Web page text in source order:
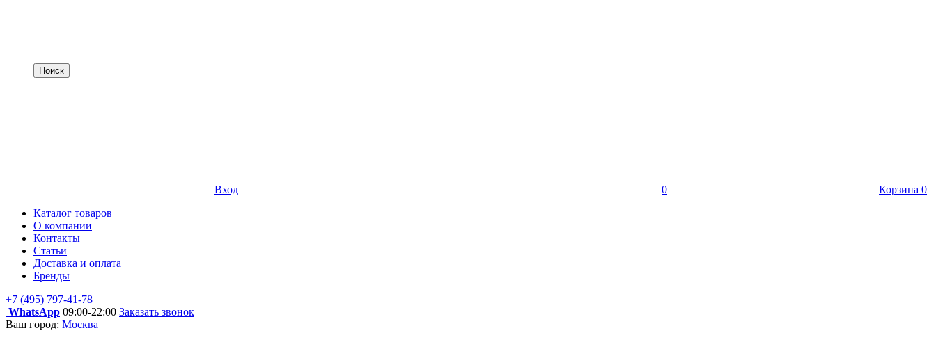
Вход 0 Корзина 0
Каталог товаров
О компании
Контакты
Статьи
Доставка и оплата
Бренды
+7 (495) 797-41-78
WhatsApp 09:00-22:00 Заказать звонок
Ваш город: Москва